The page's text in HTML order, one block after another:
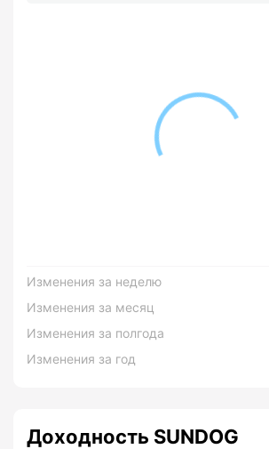
Изменения за неделю
Изменения за месяц
Изменения за полгода
Изменения за год
Доходность SUNDOG